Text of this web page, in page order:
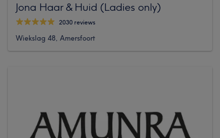
Jona Haar & Huid (Ladies only)
2030 reviews
Wiekslag 48, Amersfoort